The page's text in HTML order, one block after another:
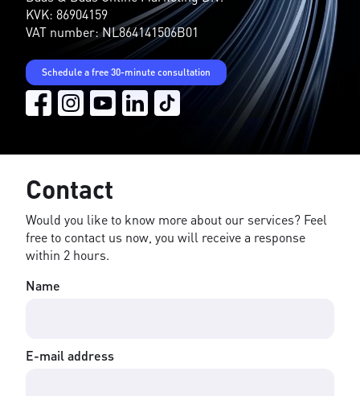
KVK: 86904159
VAT number: NL864141506B01
Schedule a free 30-minute consultation
Contact
Would you like to know more about our services? Feel
free to contact us now, you will receive a response
within 2 hours.
Name
E-mail address